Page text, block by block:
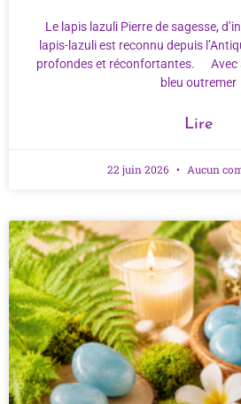
Le lapis lazuli Pierre de sagesse,
lapis-lazuli est reconnu depuis
profondes et réconfortantes. Avec
bleu outremer
Lire
22 juin 2026 Aucun